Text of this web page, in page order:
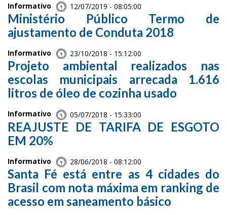
Informativo 12/07/2019 - 08:05:00
Ministério Público Termo de
ajustamento de Conduta 2018
Informativo 23/10/2018 - 15:12:00
Projeto ambiental realizados nas
escolas municipais arrecada 1.616
litros de óleo de cozinha usado
Informativo 05/07/2018 - 15:33:00
REAJUSTE DE TARIFA DE ESGOTO
EM 20%
Informativo 28/06/2018 - 08:12:00
Santa Fé está entre as 4 cidades do
Brasil com nota máxima em ranking de
acesso em saneamento básico